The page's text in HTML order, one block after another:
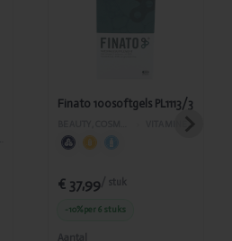
Finato 100softgels PL1113/3
VITAMINES EN SUPPLEMENTEN
€ 37,99/ stuk
-10%per 6 stuks
Aantal